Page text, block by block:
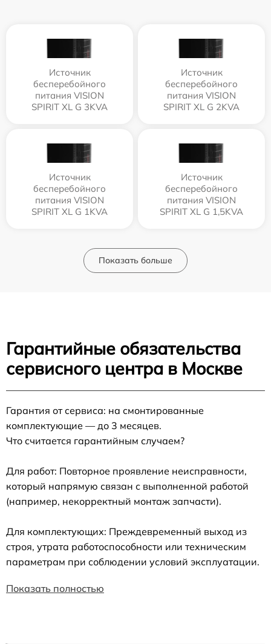
Источник
бесперебойного
питания VISION
SPIRIT XL G 3KVA
Источник
бесперебойного
питания VISION
SPIRIT XL G 2KVA
Источник
бесперебойного
питания VISION
SPIRIT XL G 1KVA
Источник
бесперебойного
питания VISION
SPIRIT XL G 1,5KVA
Показать больше
Гарантийные обязательства
сервисного центра в Москве
Гарантия от сервиса: на смонтированные
комплектующие — до 3 месяцев.
Что считается гарантийным случаем?
Для работ: Повторное проявление неисправности,
который напрямую связан с выполненной работой
(например, некорректный монтаж запчасти).
Для комплектующих: Преждевременный выход из
строя, утрата работоспособности или техническим
параметрам при соблюдении условий эксплуатации.
Показать полностью